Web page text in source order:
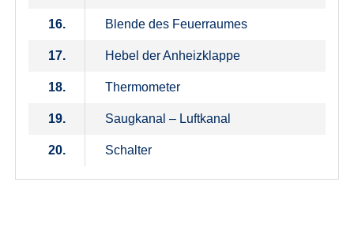
16. Blende des Feuerraumes
17. Hebel der Anheizklappe
18. Thermometer
19. Saugkanal – Luftkanal
20. Schalter